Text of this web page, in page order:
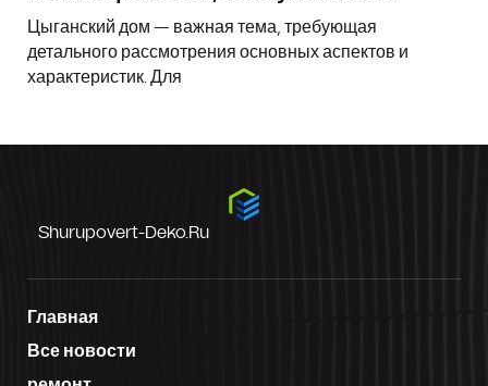
Цыганский дом — важная тема, требующая
детального рассмотрения основных аспектов и
характеристик. Для
Shurupovert-Deko.ru
Главная
Все новости